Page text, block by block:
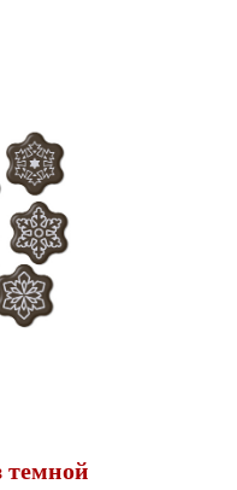
темной